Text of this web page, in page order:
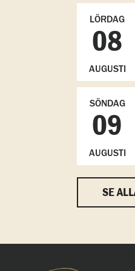
LÖRDAG
08
AUGUSTI
SÖNDAG
09
AUGUSTI
SE